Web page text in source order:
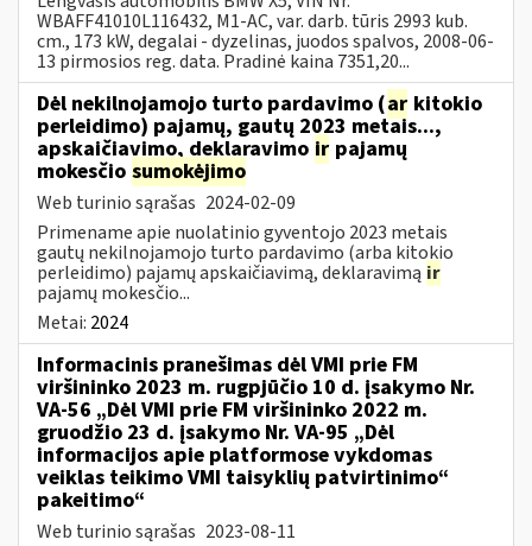
WBAFF41010L116432, M1-AC, var. darb. tūris 2993 kub.
cm., 173 kW, degalai - dyzelinas, juodos spalvos, 2008-06-
13 pirmosios reg. data. Pradinė kaina 7351,20...
Dėl nekilnojamojo turto pardavimo (ar kitokio
perleidimo) pajamų, gautų 2023 metais...,
apskaičiavimo, deklaravimo ir pajamų
mokesčio sumokėjimo
Web turinio sąrašas 2024-02-09
Primename apie nuolatinio gyventojo 2023 metais
gautų nekilnojamojo turto pardavimo (arba kitokio
perleidimo) pajamų apskaičiavimą, deklaravimą ir
pajamų mokesčio...
Metai: 2024
Informacinis pranešimas dėl VMI prie FM
viršininko 2023 m. rugpjūčio 10 d. įsakymo Nr.
VA-56 „Dėl VMI prie FM viršininko 2022 m.
gruodžio 23 d. įsakymo Nr. VA-95 „Dėl
informacijos apie platformose vykdomas
veiklas teikimo VMI taisyklių patvirtinimo“
pakeitimo“
Web turinio sąrašas 2023-08-11